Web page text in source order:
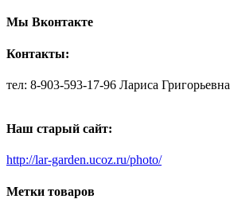
Мы Вконтакте
Контакты:
тел: 8-903-593-17-96 Лариса Григорьевна
Наш старый сайт:
http://lar-garden.ucoz.ru/photo/
Метки товаров